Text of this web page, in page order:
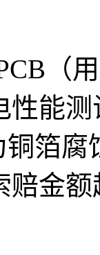
（
性能
铜箔
赔金